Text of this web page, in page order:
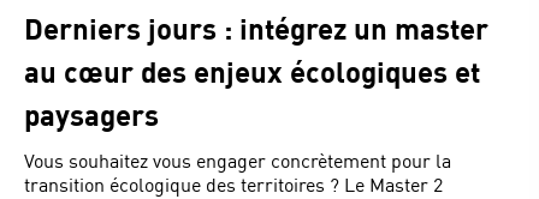
Derniers jours : intégrez un master
au cœur des enjeux écologiques et
paysagers
Vous souhaitez vous engager concrètement pour la
transition écologique des territoires ? Le Master 2